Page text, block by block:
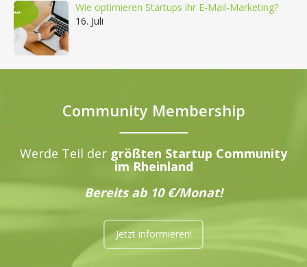
Wie optimieren Startups ihr E-Mail-Marketing?
16. Juli
Community Membership
Werde Teil der größten Startup Community
im Rheinland
Bereits ab 10 €/Monat!
Jetzt informieren!